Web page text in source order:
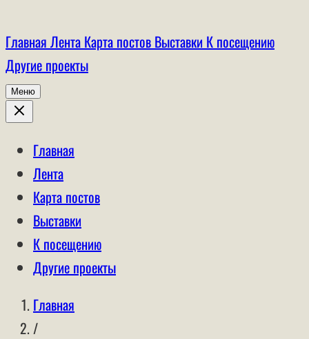
Главная Лента Карта постов Выставки К посещению
Другие проекты
Меню
Главная
Лента
Карта постов
Выставки
К посещению
Другие проекты
Главная
/